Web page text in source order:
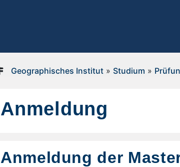
Geographisches Institut» Studium »
Anmeldung
Anmeldung der